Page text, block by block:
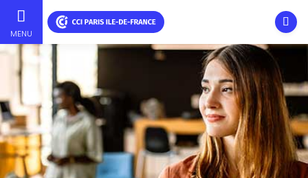
Aller
contenu
principal
MENU